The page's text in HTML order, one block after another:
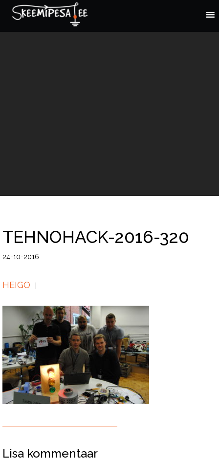
TEHNOHACK-2016-320
24-10-2016
HEIGO
Lisa kommentaar